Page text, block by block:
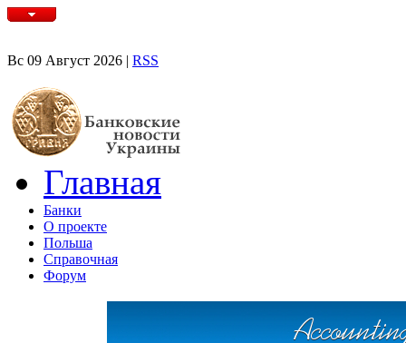
Вс 09 Август 2026 | RSS
Главная
Банки
О проекте
Польша
Справочная
Форум